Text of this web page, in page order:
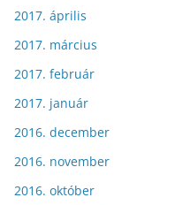
2017. április
2017. március
2017. február
2017. január
2016. december
2016. november
2016. október